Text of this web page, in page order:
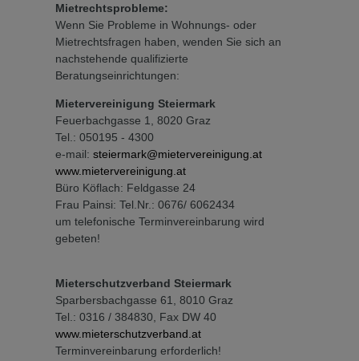
Mietrechtsprobleme:
Wenn Sie Probleme in Wohnungs- oder
Mietrechtsfragen haben, wenden Sie sich an
nachstehende qualifizierte
Beratungseinrichtungen:
Mietervereinigung Steiermark
Feuerbachgasse 1, 8020 Graz
Tel.: 050195 - 4300
e-mail: steiermark@mietervereinigung.at
www.mietervereinigung.at
Büro Köflach: Feldgasse 24
Frau Painsi: Tel.Nr.: 0676/ 6062434
um telefonische Terminvereinbarung wird
gebeten!
Mieterschutzverband Steiermark
Sparbersbachgasse 61, 8010 Graz
Tel.: 0316 / 384830, Fax DW 40
www.mieterschutzverband.at
Terminvereinbarung erforderlich!